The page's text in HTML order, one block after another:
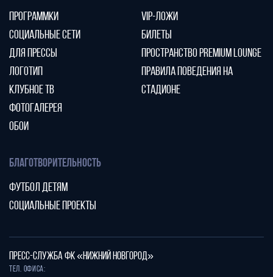
ПРОГРАММКИ
СОЦИАЛЬНЫЕ СЕТИ
ДЛЯ ПРЕССЫ
ЛОГОТИП
КЛУБНОЕ ТВ
ФОТОГАЛЕРЕЯ
ОБОИ
VIP-ЛОЖИ
БИЛЕТЫ
ПРОСТРАНСТВО PREMIUM LOUNGE
ПРАВИЛА ПОВЕДЕНИЯ НА
СТАДИОНЕ
БЛАГОТВОРИТЕЛЬНОСТЬ
ФУТБОЛ ДЕТЯМ
СОЦИАЛЬНЫЕ ПРОЕКТЫ
ПРЕСС-СЛУЖБА ФК «НИЖНИЙ НОВГОРОД»
Тел. офиса: